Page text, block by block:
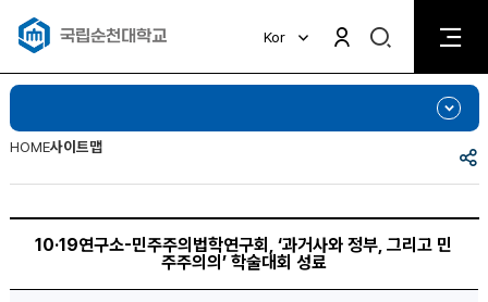
Kor
활
검
비
활
성
화
HOME사이트맵
공
민
10·19연구소-민주주의법학연구회, ‘과거사와 정부, 그리고 민
주주의의’ 학술대회 성료